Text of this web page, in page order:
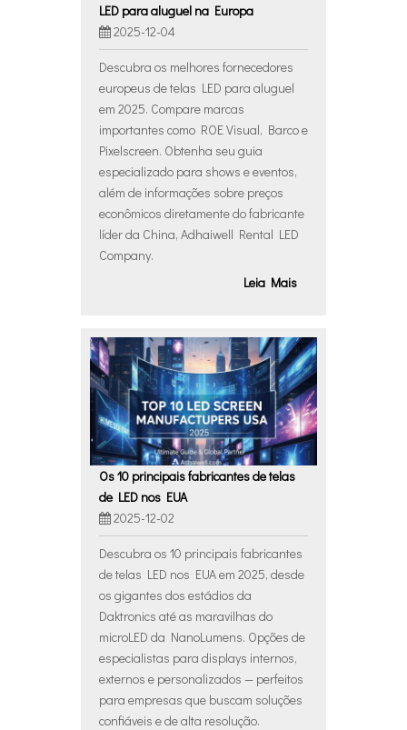
LED para aluguel na Europa
2025-12-04
Descubra os melhores fornecedores
europeus de telas LED para aluguel
em 2025. Compare marcas
importantes como ROE Visual, Barco e
Pixelscreen. Obtenha seu guia
especializado para shows e eventos,
além de informações sobre preços
econômicos diretamente do fabricante
líder da China, Adhaiwell Rental LED
Company.
Leia Mais
Os 10 principais fabricantes de telas
de LED nos EUA
2025-12-02
Descubra os 10 principais fabricantes
de telas LED nos EUA em 2025, desde
os gigantes dos estádios da
Daktronics até as maravilhas do
microLED da NanoLumens. Opções de
especialistas para displays internos,
externos e personalizados — perfeitos
para empresas que buscam soluções
confiáveis ​​e de alta resolução.